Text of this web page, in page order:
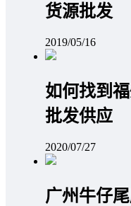
货源批发
2019/05/16
如何找到
批发供应
2020/07/27
广州牛仔